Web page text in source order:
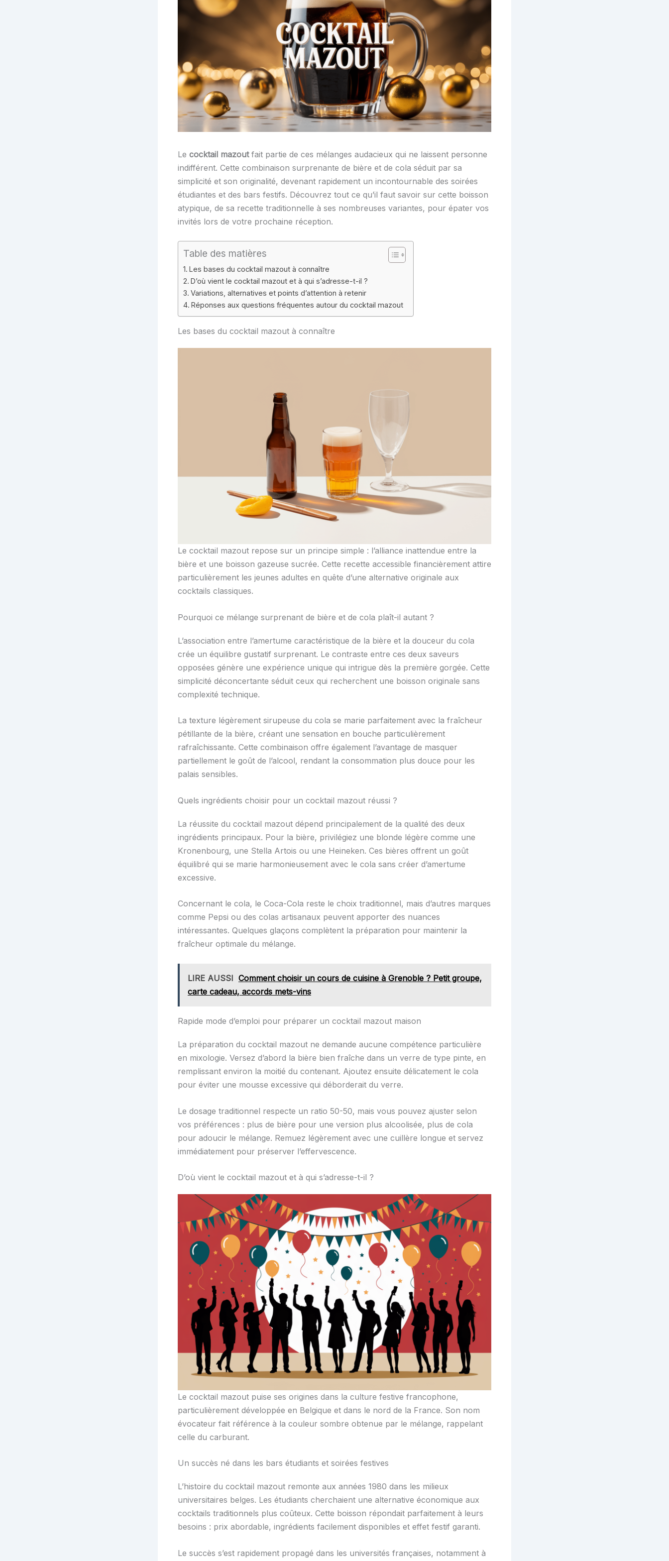
Le cocktail mazoutfait partie de ces mélanges audacieux qui ne laissent personne
indifférent. Cette combinaison surprenante de bière et de cola séduit par sa
simplicité et son originalité, devenant rapidement un incontournable des soirées
étudiantes et des bars festifs. Découvrez tout ce qu’il faut savoir sur cette boisson
atypique, de sa recette traditionnelle à ses nombreuses variantes, pour épater vos
invités lors de votre prochaine réception.
Table des matières
Les bases du cocktail mazout à connaître
D’où vient le cocktail mazout et à qui s’adresse-t-il ?
Variations, alternatives et points d’attention à retenir
Réponses aux questions fréquentes autour du cocktail mazout
Les bases du cocktail mazout à connaître
Le cocktail mazout repose sur un principe simple : l’alliance inattendue entre la
bière et une boisson gazeuse sucrée. Cette recette accessible financièrement attire
particulièrement les jeunes adultes en quête d’une alternative originale aux
cocktails classiques.
Pourquoi ce mélange surprenant de bière et de cola plaît-il autant ?
L’association entre l’amertume caractéristique de la bière et la douceur du cola
crée un équilibre gustatif surprenant. Le contraste entre ces deux saveurs
opposées génère une expérience unique qui intrigue dès la première gorgée. Cette
simplicité déconcertante séduit ceux qui recherchent une boisson originale sans
complexité technique.
La texture légèrement sirupeuse du cola se marie parfaitement avec la fraîcheur
pétillante de la bière, créant une sensation en bouche particulièrement
rafraîchissante. Cette combinaison offre également l’avantage de masquer
partiellement le goût de l’alcool, rendant la consommation plus douce pour les
palais sensibles.
Quels ingrédients choisir pour un cocktail mazout réussi ?
La réussite du cocktail mazout dépend principalement de la qualité des deux
ingrédients principaux. Pour la bière, privilégiez une blonde légère comme une
Kronenbourg, une Stella Artois ou une Heineken. Ces bières offrent un goût
équilibré qui se marie harmonieusement avec le cola sans créer d’amertume
excessive.
Concernant le cola, le Coca-Cola reste le choix traditionnel, mais d’autres marques
comme Pepsi ou des colas artisanaux peuvent apporter des nuances
intéressantes. Quelques glaçons complètent la préparation pour maintenir la
fraîcheur optimale du mélange.
LIRE AUSSI Comment choisir un cours de cuisine à Grenoble ? Petit groupe,
carte cadeau, accords mets-vins
Rapide mode d’emploi pour préparer un cocktail mazout maison
La préparation du cocktail mazout ne demande aucune compétence particulière
en mixologie. Versez d’abord la bière bien fraîche dans un verre de type pinte, en
remplissant environ la moitié du contenant. Ajoutez ensuite délicatement le cola
pour éviter une mousse excessive qui déborderait du verre.
Le dosage traditionnel respecte un ratio 50-50, mais vous pouvez ajuster selon
vos préférences : plus de bière pour une version plus alcoolisée, plus de cola
pour adoucir le mélange. Remuez légèrement avec une cuillère longue et servez
immédiatement pour préserver l’effervescence.
D’où vient le cocktail mazout et à qui s’adresse-t-il ?
Le cocktail mazout puise ses origines dans la culture festive francophone,
particulièrement développée en Belgique et dans le nord de la France. Son nom
évocateur fait référence à la couleur sombre obtenue par le mélange, rappelant
celle du carburant.
Un succès né dans les bars étudiants et soirées festives
L’histoire du cocktail mazout remonte aux années 1980 dans les milieux
universitaires belges. Les étudiants cherchaient une alternative économique aux
cocktails traditionnels plus coûteux. Cette boisson répondait parfaitement à leurs
besoins : prix abordable, ingrédients facilement disponibles et effet festif garanti.
Le succès s’est rapidement propagé dans les universités françaises, notamment à